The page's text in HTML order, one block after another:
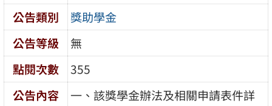
公告類別
獎助學金
公告等級
無
點閱次數
355
公告內容
一、該獎學金辦法及相關申請表件詳